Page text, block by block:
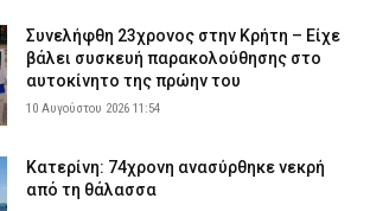
Συνελήφθη 23χρονος στην Κρήτη – Είχε
βάλει συσκευή παρακολούθησης στο
αυτοκίνητο της πρώην του
10 Αυγούστου 2026 11:54
Κατερίνη: 74χρονη ανασύρθηκε νεκρή
από τη θάλασσα